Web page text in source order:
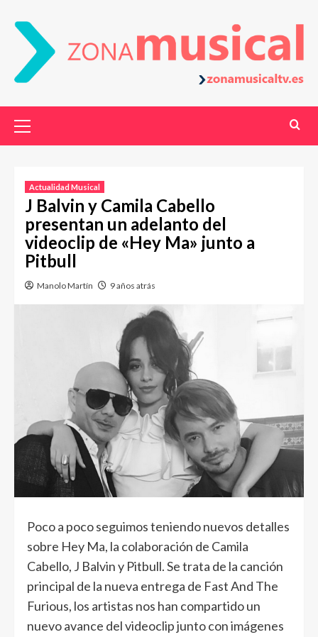
Actualidad Musical
J Balvin y Camila Cabello
presentan un adelanto del
videoclip de «Hey Ma» junto a
Pitbull
Manolo Martín 9 años atrás
Poco a poco seguimos teniendo nuevos detalles
sobre Hey Ma, la colaboración de Camila
Cabello, J Balvin y Pitbull. Se trata de la canción
principal de la nueva entrega de Fast And The
Furious, los artistas nos han compartido un
nuevo avance del videoclip junto con imágenes